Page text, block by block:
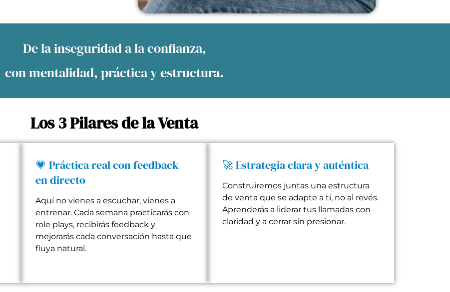
De la inseguridad a la confianza,
con mentalidad, práctica y estructura.
Los 3 Pilares de la Venta
💗 Práctica real con feedback
en directo
Aquí no vienes a escuchar, vienes a
entrenar. Cada semana practicarás con
role plays, recibirás feedback y
mejorarás cada conversación hasta que
fluya natural.
🚀 Estrategia clara y auténtica
Construiremos juntas una estructura
de venta que se adapte a ti, no al revés.
Aprenderás a liderar tus llamadas con
claridad y a cerrar sin presionar.